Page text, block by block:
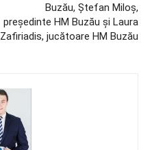
Buzău, Ştefan Miloş,
preşedinte HM Buzău şi Laura
Zafiriadis, jucătoare HM Buzău